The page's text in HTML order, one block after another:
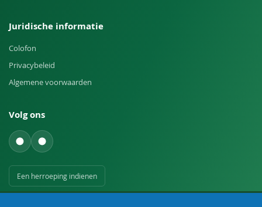
Juridische informatie
Colofon
Privacybeleid
Algemene voorwaarden
Volg ons
Een herroeping indienen